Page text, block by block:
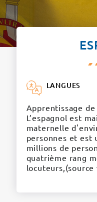
LANGUES
Apprentissage
L’espagnol est
maternelle
personnes et est
millions de
quatrième rang
locuteurs,(source